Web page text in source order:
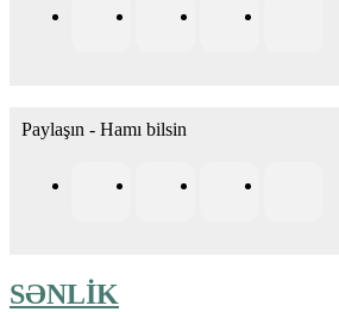
Paylaşın - Hamı bilsin
SƏNLİK